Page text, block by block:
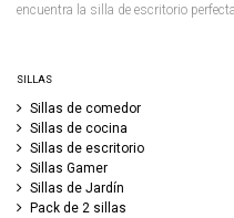
encuentra la silla de escritorio
SILLAS
Sillas de comedor
Sillas de cocina
Sillas de escritorio
Sillas Gamer
Sillas de Jardín
Pack de 2 sillas